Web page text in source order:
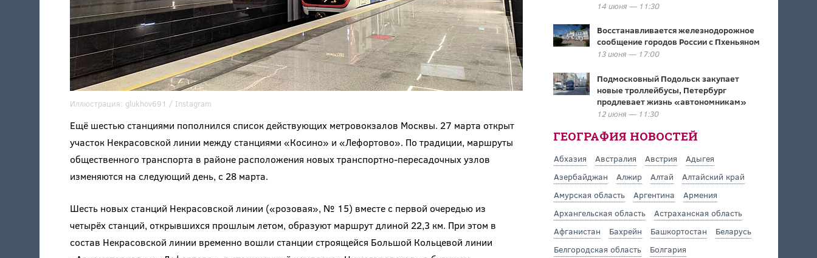
Иллюстрация: glukhov691 / Instagram
Ещё шестью станциями пополнился список действующих метровокзалов Москвы. 27 марта открыт
участок Некрасовской линии между станциями «Косино» и «Лефортово». По традиции, маршруты
общественного транспорта в районе расположения новых транспортно-пересадочных узлов
изменяются на следующий день, с 28 марта.
Шесть новых станций Некрасовской линии («розовая», № 15) вместе с первой очередью из
четырёх станций, открывшихся прошлым летом, образуют маршрут длиной 22,3 км. При этом в
состав Некрасовской линии временно вошли станции строящейся Большой Кольцевой линии
14 июня — 11:30
Восстанавливается железнодорожное
сообщение городов России с Пхеньяном
13 июня — 17:00
Подмосковный Подольск закупает
новые троллейбусы, Петербург
продлевает жизнь «автономникам»
12 июня — 11:30
ГЕОГРАФИЯ НОВОСТЕЙ
Абхазия Австралия Австрия
Адыгея
Азербайджан
Алжир Алтай
Алтайский край
Амурская область
Аргентина
Армения
Архангельская область
Астраханская область
Афганистан
Бахрейн Башкортостан
Беларусь
Белгородская область
Болгария